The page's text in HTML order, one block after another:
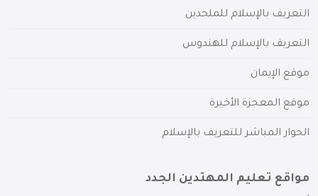
التعريف بالإسلام للملحدين
التعريف بالإسلام للهندوس
موقع الإيمان
موقع المعجزة الأخيرة
الحوار المباشر للتعريف بالإسلام
مواقع تعليم المهتدين الجدد